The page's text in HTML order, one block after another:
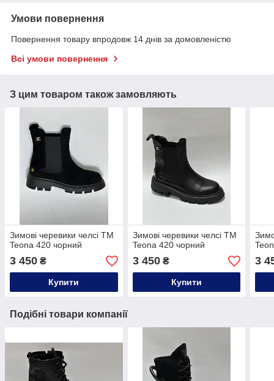
Умови повернення
Повернення товару впродовж 14 днів за домовленістю
Всі умови повернення
З цим товаром також замовляють
Зимові черевики челсі ТМ
Teona 420 чорний
3 450 ₴
Купити
Зимові черевики челсі ТМ
Teona 420 чорний
3 450₴
Купити
3
Подібні товари компанії